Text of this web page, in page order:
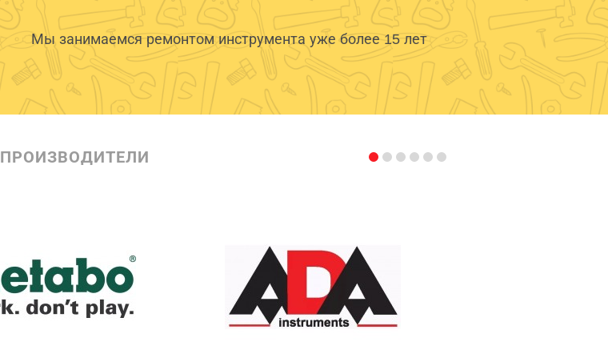
Мы занимаемся ремонтом инструмента уже более 15 лет
ПРОИЗВОДИТЕЛИ